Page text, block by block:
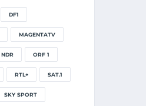
DF1
MAGENTATV
NDR ORF 1
RTL+ SAT.1
SKY SPORT